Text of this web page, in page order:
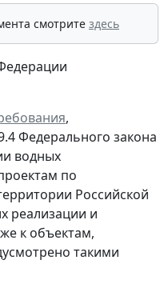
смотрите здесь
,
Федерального закона
водных
по
Российской
реализации и
к объектам,
такими